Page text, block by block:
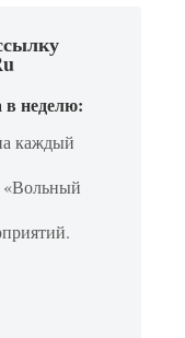
в неделю:
каждый
«Вольный